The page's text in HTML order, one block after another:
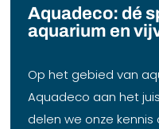
Aquadeco: dé
aquarium en
Op het gebied van
Aquadeco aan het
delen we onze